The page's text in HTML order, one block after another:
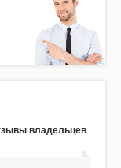
владельцев